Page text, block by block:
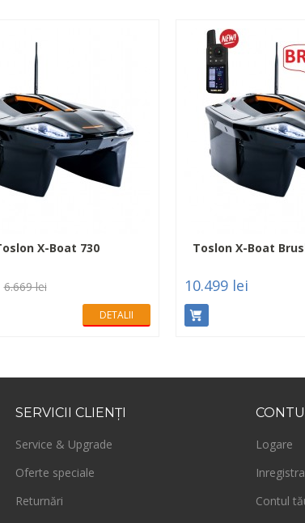
X-Boat 730
6.669 lei
DETALII
Toslon X-Boat
10.499 lei
SERVICII CLIENŢI
Service & Upgrade
Oferte speciale
Returnări
Logare
Contul